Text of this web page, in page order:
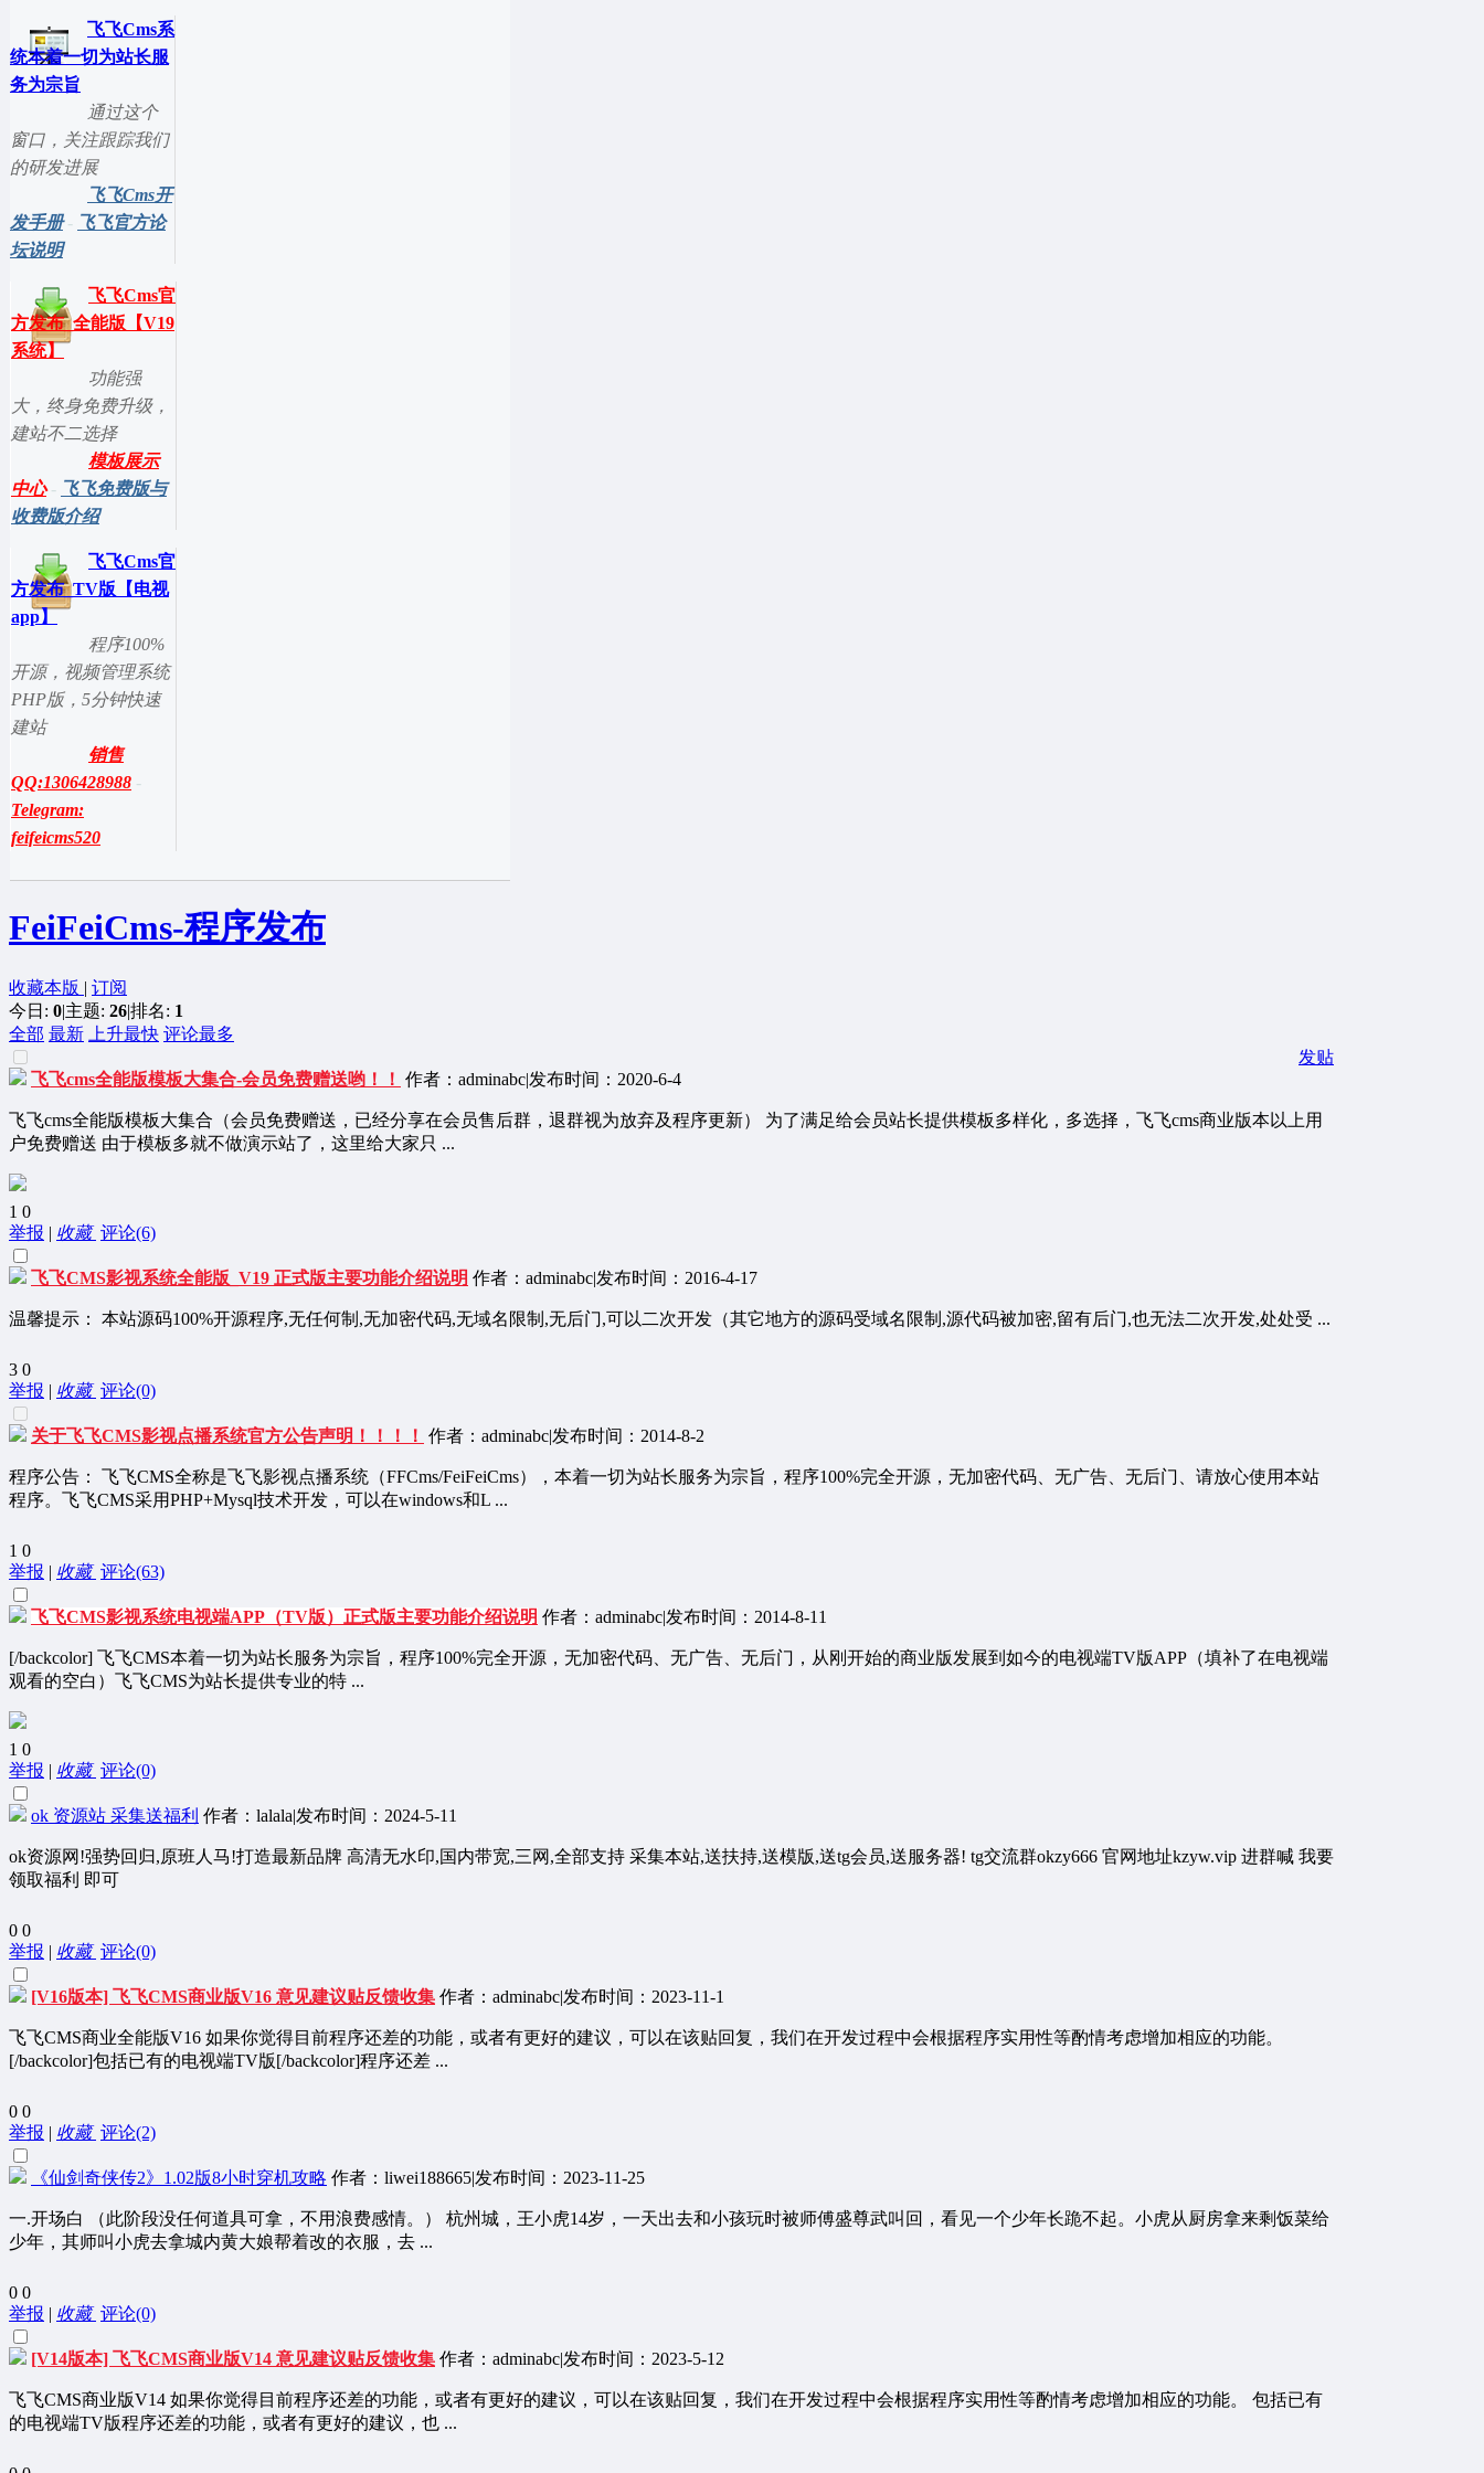
飞飞Cms系
统本着一切为站长服
务为宗旨
通过这个
窗口，关注跟踪我们
的研发进展
飞飞Cms开
发手册- 飞飞官方论
坛说明
飞飞Cms官
方发布_全能版【V19
系统】
功能强
大，终身免费升级，
建站不二选择
模板展示
中心- 飞飞免费版与
收费版介绍
飞飞Cms官
方发布_TV版【电视
app】
程序100%
开源，视频管理系统
PHP版，5分钟快速
建站
销售
QQ:1306428988 -
Telegram:
feifeicms520
FeiFeiCms-程序发布
收藏本版 | 订阅
今日: 0|主题: 26|排名: 1
全部 最新 上升最快 评论最多
发贴
飞飞cms全能版模板大集合-会员免费赠送哟！！ 作者：adminabc|发布时间：2020-6-4
飞飞cms全能版模板大集合（会员免费赠送，已经分享在会员售后群，退群视为放弃及程序更新） 为了满足给会员站长提供模板多样化，多选择，飞飞cms商业版本以上用
户免费赠送 由于模板多就不做演示站了，这里给大家只 ...
1 0
举报 | 收藏 评论(6)
飞飞CMS影视系统全能版_V19 正式版主要功能介绍说明 作者：adminabc|发布时间：2016-4-17
温馨提示： 本站源码100%开源程序,无任何制,无加密代码,无域名限制,无后门,可以二次开发（其它地方的源码受域名限制,源代码被加密,留有后门,也无法二次开发,处处受 ...
3 0
举报 | 收藏 评论(0)
关于飞飞CMS影视点播系统官方公告声明！！！！ 作者：adminabc|发布时间：2014-8-2
程序公告： 飞飞CMS全称是飞飞影视点播系统（FFCms/FeiFeiCms），本着一切为站长服务为宗旨，程序100%完全开源，无加密代码、无广告、无后门、请放心使用本站
程序。飞飞CMS采用PHP+Mysql技术开发，可以在windows和L ...
1 0
举报 | 收藏 评论(63)
飞飞CMS影视系统电视端APP（TV版）正式版主要功能介绍说明 作者：adminabc|发布时间：2014-8-11
[/backcolor] 飞飞CMS本着一切为站长服务为宗旨，程序100%完全开源，无加密代码、无广告、无后门，从刚开始的商业版发展到如今的电视端TV版APP（填补了在电视端
观看的空白）飞飞CMS为站长提供专业的特 ...
1 0
举报 | 收藏 评论(0)
ok 资源站 采集送福利 作者：lalala|发布时间：2024-5-11
ok资源网!强势回归,原班人马!打造最新品牌 高清无水印,国内带宽,三网,全部支持 采集本站,送扶持,送模版,送tg会员,送服务器! tg交流群okzy666 官网地址kzyw.vip 进群喊 我要
领取福利 即可
0 0
举报 | 收藏 评论(0)
[V16版本] 飞飞CMS商业版V16 意见建议贴反馈收集 作者：adminabc|发布时间：2023-11-1
飞飞CMS商业全能版V16 如果你觉得目前程序还差的功能，或者有更好的建议，可以在该贴回复，我们在开发过程中会根据程序实用性等酌情考虑增加相应的功能。
[/backcolor]包括已有的电视端TV版[/backcolor]程序还差 ...
0 0
举报 | 收藏 评论(2)
《仙剑奇侠传2》1.02版8小时穿机攻略 作者：liwei188665|发布时间：2023-11-25
一.开场白 （此阶段没任何道具可拿，不用浪费感情。） 杭州城，王小虎14岁，一天出去和小孩玩时被师傅盛尊武叫回，看见一个少年长跪不起。小虎从厨房拿来剩饭菜给
少年，其师叫小虎去拿城内黄大娘帮着改的衣服，去 ...
0 0
举报 | 收藏 评论(0)
[V14版本] 飞飞CMS商业版V14 意见建议贴反馈收集 作者：adminabc|发布时间：2023-5-12
飞飞CMS商业版V14 如果你觉得目前程序还差的功能，或者有更好的建议，可以在该贴回复，我们在开发过程中会根据程序实用性等酌情考虑增加相应的功能。 包括已有
的电视端TV版程序还差的功能，或者有更好的建议，也 ...